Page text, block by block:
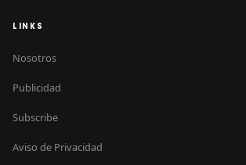
LINKS
Nosotros
Publicidad
Subscribe
Aviso de Privacidad